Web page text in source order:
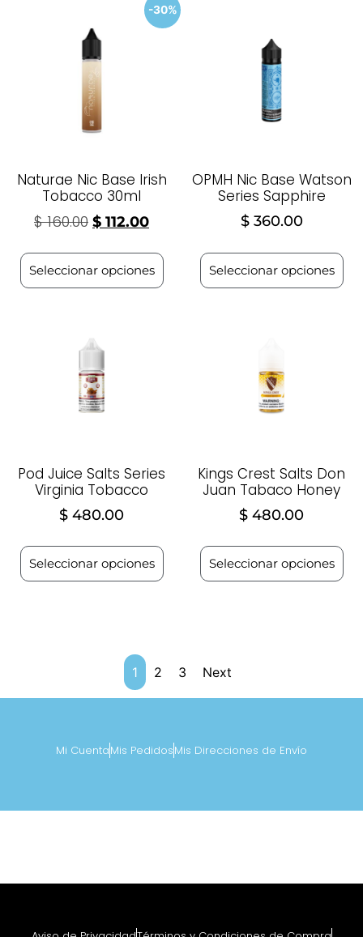
-30%
Naturae Nic Base Irish
Tobacco 30ml
$160.00 $ 112.00
Seleccionar opciones
OPMH Nic Base Watson
Series Sapphire
$360.00
Seleccionar opciones
Pod Juice Salts Series
Virginia Tobacco
$ 480.00
Seleccionar opciones
Kings Crest Salts Don
Juan Tabaco Honey
$ 480.00
Seleccionar opciones
1 2 3 Next
Mi CuentaMis PedidosMis Direcciones de Envío